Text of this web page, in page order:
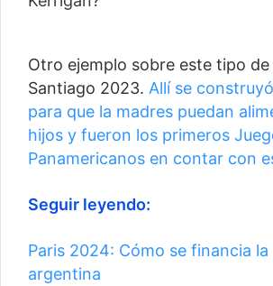
Otro ejemplo sobre este tipo
Santiago 2023. Allí se
para que la madres puedan
hijos y fueron los primeros
Panamericanos en contar con
Seguir leyendo:
Paris 2024: Cómo se financia
argentina